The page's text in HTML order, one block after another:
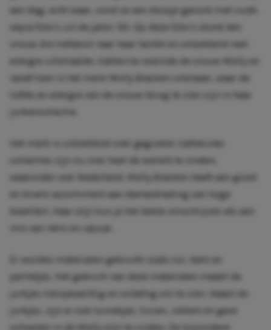
een dag, echt waar, vond ze een doosje gevuld met oude
sepia foto’s uit de jaren ’20. Op deze foto’s stond een
vrouw die liefdevol naar haar lachte en ontzettend veel
energie uitstraalde. Catherine noemde de vrouw Molly en
vanaf toen is het merk Molly Bracken ontstaan, waar de
liefde en energie van de vrouw terug te zien zijn in haar
jurkencollectie.
Het merk is ontzettend snel gegroeid. Catherines
collecties zijn nu over heel de wereld te vinden,
waaronder ook Nederland. Molly Bracken heeft een groot
en divers assortiment aan dameskleding van hoge
kwaliteit. Haar stijl kun je het beste omschrijven als een
mix van retro en casual.
Er worden materialen gebruikt zoals tul, kant en
pailletjes. Het gebruik van deze materialen maakt de
jurkjes meisjesachtig en schattig om te zien. Naast de
jurkjes, zijn er ook tuniekjes, truien, rokken en gave
schoenen in de Molly stijl te vinden. De bijzondere